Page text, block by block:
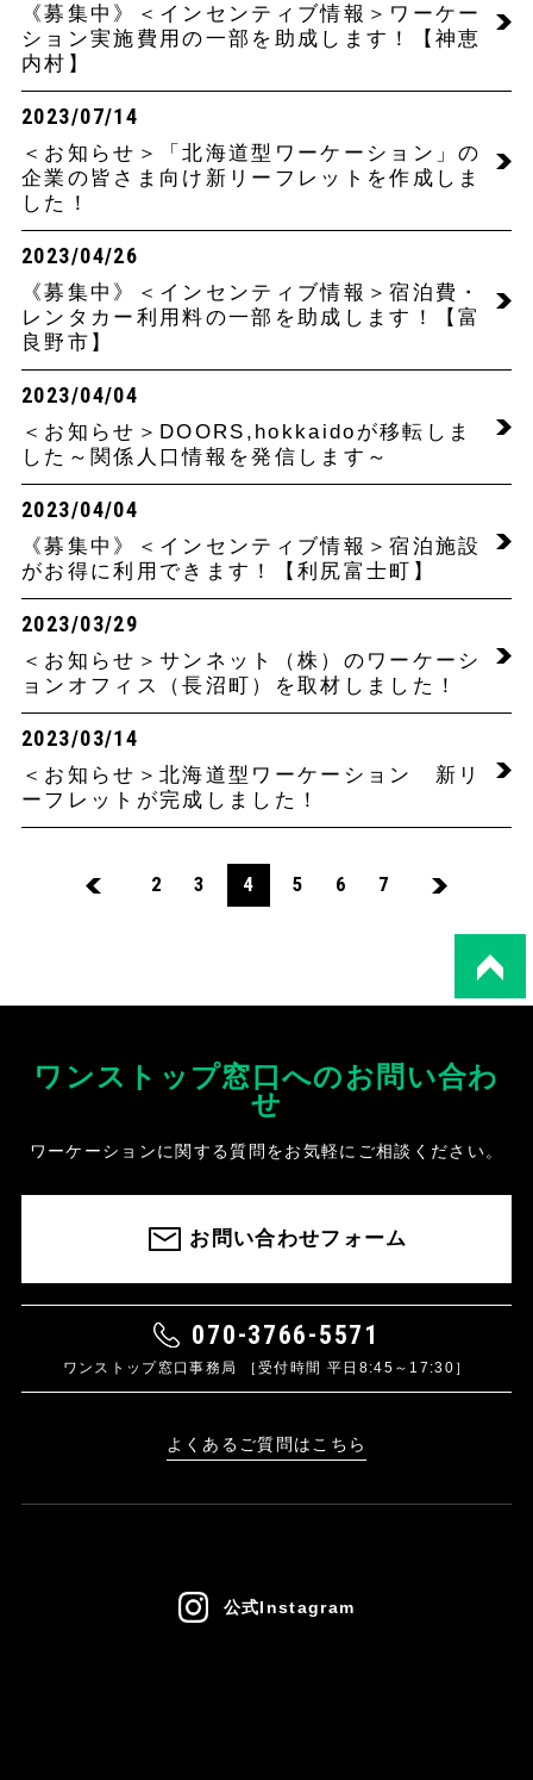
《募集中》＜インセンティブ情報＞ワーケー
ション実施費用の一部を助成します！【神恵
内村】
2023/07/14
＜お知らせ＞「北海道型ワーケーション」の
企業の皆さま向け新リーフレットを作成しま
した！
2023/04/26
《募集中》＜インセンティブ情報＞宿泊費・
レンタカー利用料の一部を助成します！【富
良野市】
2023/04/04
＜お知らせ＞DOORS,hokkaidoが移転しま
した～関係人口情報を発信します～
2023/04/04
《募集中》＜インセンティブ情報＞宿泊施設
がお得に利用できます！【利尻富士町】
2023/03/29
＜お知らせ＞サンネット（株）のワーケーシ
ョンオフィス（長沼町）を取材しました！
2023/03/14
＜お知らせ＞北海道型ワーケーション 新リ
ーフレットが完成しました！
2 3 4 5 6 7
ワンストップ窓口へのお問い合わ
せ
ワーケーションに関する質問をお気軽にご相談ください。
お問い合わせフォーム
070-3766-5571
ワンストップ窓口事務局 ［受付時間 平日8:45～17:30］
よくあるご質問はこちら
公式Instagram